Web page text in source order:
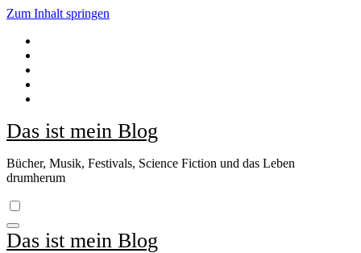
Zum Inhalt springen
Das ist mein Blog
Bücher, Musik, Festivals, Science Fiction und das Leben
drumherum
Das ist mein Blog